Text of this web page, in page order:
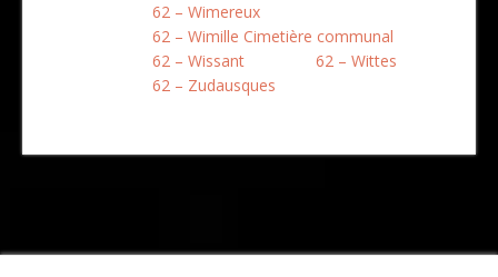
62 – Wimereux
62 – Wimille Cimetière communal
62 – Wissant
62 – Wittes
62 – Zudausques